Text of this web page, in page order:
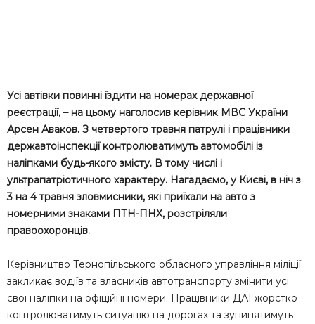
Усі автівки повинні їздити на номерах державної
реєстрації, – на цьому наголосив керівник МВС України
Арсен Аваков. З четвертого травня патрулі і працівники
державтоінспекції контролюватимуть автомобілі із
наліпками будь-якого змісту. В тому числі і
ультрапатріотичного характеру. Нагадаємо, у Києві, в ніч з
3 на 4 травня зловмисники, які приїхали на авто з
номерними знаками ПТН-ПНХ, розстріляли
правоохоронців.
Керівництво Тернопільського обласного управління міліції
закликає водіїв та власників автотранспорту змінити усі
свої наліпки на офіційні номери. Працівники ДАІ жорстко
контролюватимуть ситуацію на дорогах та зупинятимуть